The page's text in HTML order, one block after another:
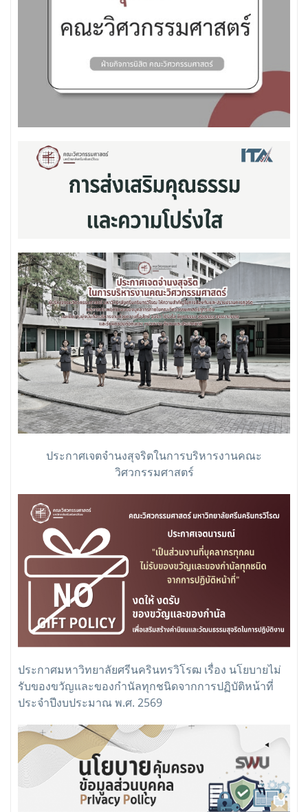
ประกาศเจตจำนงสุจริตในการบริหารงานคณะ
วิศวกรรมศาสตร์
ประกาศมหาวิทยาลัยศรีนครินทรวิโรฒ เรื่อง นโยบายไม่
รับของขวัญและของกำนัลทุกชนิดจากการปฏิบัติหน้าที่
ประจำปีงบประมาณ พ.ศ. 2569